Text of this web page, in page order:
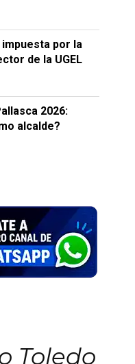
por la
de la UGEL
2026:
alcalde?
Toledo